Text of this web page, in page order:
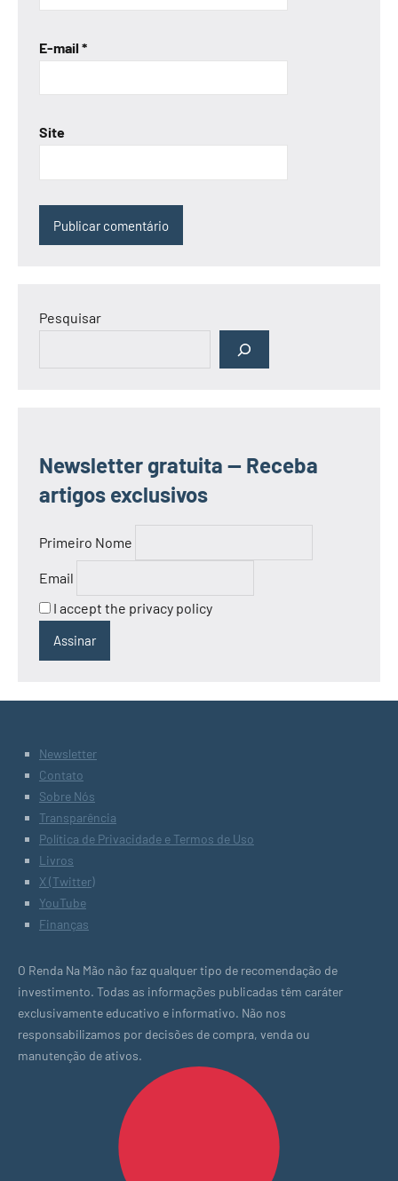
E-mail *
Site
Pesquisar
Newsletter gratuita — Receba
artigos exclusivos
Primeiro Nome
Email
I accept the privacy policy
Newsletter
Contato
Sobre Nós
Transparência
Política de Privacidade e Termos de Uso
Livros
X (Twitter)
YouTube
Finanças
O Renda Na Mão não faz qualquer tipo de recomendação de
investimento. Todas as informações publicadas têm caráter
exclusivamente educativo e informativo. Não nos
responsabilizamos por decisões de compra, venda ou
manutenção de ativos.